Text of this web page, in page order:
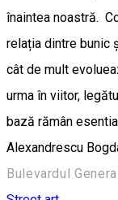
înaintea noastră.
relația dintre bunic
cât de mult
urma în viitor,
bază rămân
Alexandrescu